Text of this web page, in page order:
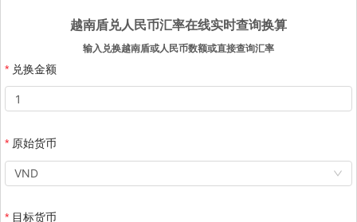
越南盾兑人民币汇率在线实时查询换算
输入兑换越南盾或人民币数额或直接查询汇率
兑换金额
原始货币
VND
目标货币